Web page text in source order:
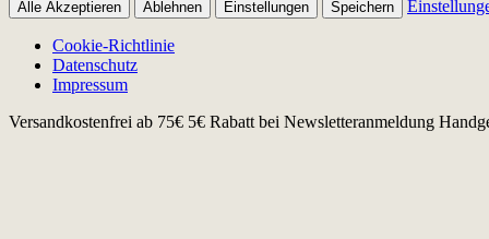
Alle Akzeptieren Ablehnen Einstellungen Speichern
Cookie-Richtlinie
Datenschutz
Impressum
Zum
Versandkostenfrei ab 75€ 5€ Rabatt bei Newsletteranmeldung